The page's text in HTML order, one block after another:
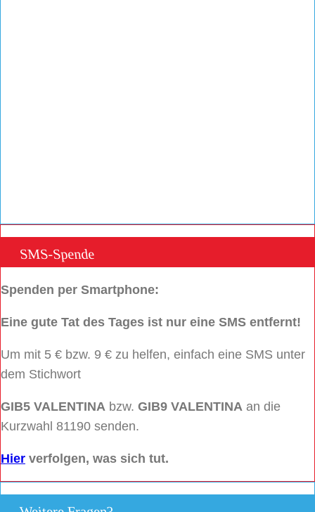
SMS-Spende
Spenden per Smartphone:
Eine gute Tat des Tages ist nur eine SMS entfernt!
Um mit 5 € bzw. 9 € zu helfen, einfach eine SMS unter
dem Stichwort
GIB5 VALENTINA bzw. GIB9 VALENTINA an die
Kurzwahl 81190 senden.
Hier verfolgen, was sich tut.